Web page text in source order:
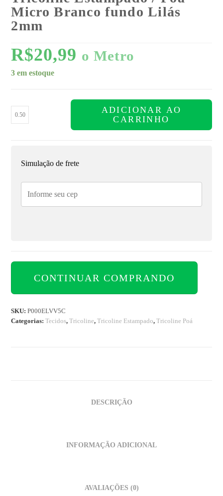
Micro Branco fundo Lilás
2mm
R$20,99 o Metro
3 em estoque
ADICIONAR AO
CARRINHO
Simulação de frete
CONTINUAR COMPRANDO
SKU:P000ELVV5C
Categorias:Tecidos,Tricoline,Tricoline Estampado,Tricoline Poá
DESCRIÇÃO
INFORMAÇÃO ADICIONAL
AVALIAÇÕES (0)